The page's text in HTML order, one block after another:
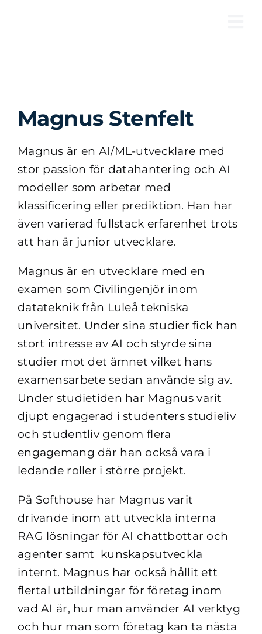
Magnus Stenfelt
Magnus är en AI/ML-utvecklare med
stor passion för datahantering och AI
modeller som arbetar med
klassificering eller prediktion. Han har
även varierad fullstack erfarenhet trots
att han är junior utvecklare.
Magnus är en utvecklare med en
examen som Civilingenjör inom
datateknik från Luleå tekniska
universitet. Under sina studier fick han
stort intresse av AI och styrde sina
studier mot det ämnet vilket hans
examensarbete sedan använde sig av.
Under studietiden har Magnus varit
djupt engagerad i studenters studieliv
och studentliv genom flera
engagemang där han också vara i
ledande roller i större projekt.
På Softhouse har Magnus varit
drivande inom att utveckla interna
RAG lösningar för AI chattbottar och
agenter samt kunskapsutveckla
internt. Magnus har också hållit ett
flertal utbildningar för företag inom
vad AI är, hur man använder AI verktyg
och hur man som företag kan ta nästa